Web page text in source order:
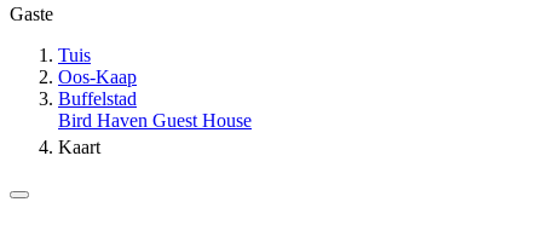
Gaste
Tuis
Oos-Kaap
Buffelstad
Bird Haven Guest House
Kaart